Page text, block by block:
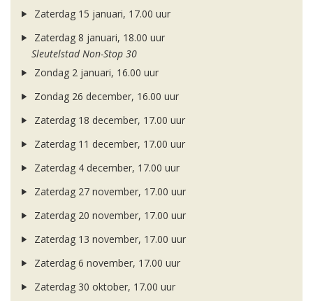
Zaterdag 15 januari, 17.00 uur
Zaterdag 8 januari, 18.00 uur
Sleutelstad Non-Stop 30
Zondag 2 januari, 16.00 uur
Zondag 26 december, 16.00 uur
Zaterdag 18 december, 17.00 uur
Zaterdag 11 december, 17.00 uur
Zaterdag 4 december, 17.00 uur
Zaterdag 27 november, 17.00 uur
Zaterdag 20 november, 17.00 uur
Zaterdag 13 november, 17.00 uur
Zaterdag 6 november, 17.00 uur
Zaterdag 30 oktober, 17.00 uur